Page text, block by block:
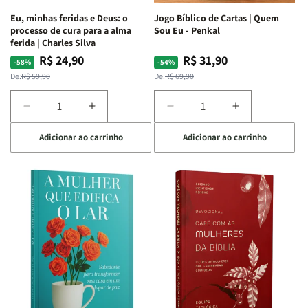
Espirituais
|
Estela
Espirituais
|
Eu, minhas feridas e Deus: o
processo de cura para a alma
ferida | Charles Silva
-58%
Preço
normal
De:R$ 59,90
Preço
promocional
R$ 24,90
Diminuir
a
quantidade
de
Eu,
minhas
feridas
e
Deus:
o
processo
de
cura
para
Aumentar
a
quantidade
de
Eu,
minhas
feridas
e
Deus:
o
processo
de
cura
para
Adicionar ao carrinho
Jogo Bíblico de Cartas | Quem
Sou Eu - Penkal
-54%
Preço
normal
De:R$ 69,90
Preço
promocional
R$ 31,90
Diminuir
a
quantidade
de
Jogo
Bíblico
de
Cartas
Quem
Sou
Eu
Penkal
Aumentar
a
quantidade
de
Jogo
Bíblico
Cartas
|
Quem
Sou
Eu
-
Penkal
Adicionar ao carrinho